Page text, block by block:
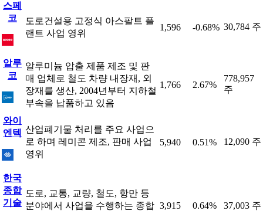
스페
코
도로건설용 고정식 아스팔트 플
랜트 사업 영위
1,596 -0.68% 30,784 주
알루
코
알루미늄 압출 제품 제조 및 판
매 업체로 철도 차량 내장재, 외
장재를 생산, 2004년부터 지하철
부속을 납품하고 있음
1,766 2.67%
778,957
주
와이
엔텍 산업폐기물 처리를 주요 사업으
로 하며 레미콘 제조, 판매 사업
영위
5,940 0.51% 12,090 주
한국
종합
기술
도로, 교통, 교량, 철도, 항만 등
분야에서 사업을 수행하는 종합 3,915 0.64% 37,003 주